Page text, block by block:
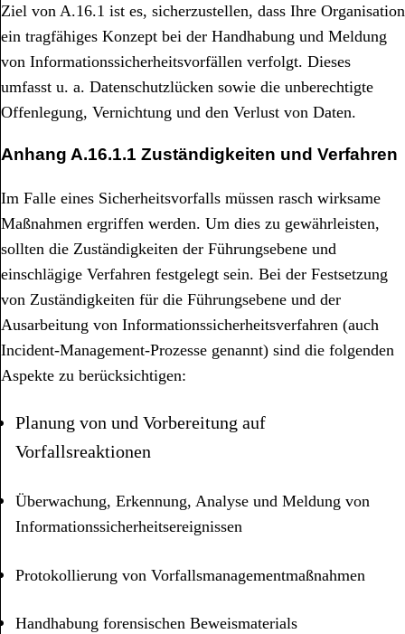
Ziel von A.16.1 ist es, sicherzustellen, dass Ihre Organisation
ein tragfähiges Konzept bei der Handhabung und Meldung
von Informationssicherheitsvorfällen verfolgt. Dieses
umfasst u. a. Datenschutzlücken sowie die unberechtigte
Offenlegung, Vernichtung und den Verlust von Daten.
Anhang A.16.1.1 Zuständigkeiten und Verfahren
Im Falle eines Sicherheitsvorfalls müssen rasch wirksame
Maßnahmen ergriffen werden. Um dies zu gewährleisten,
sollten die Zuständigkeiten der Führungsebene und
einschlägige Verfahren festgelegt sein. Bei der Festsetzung
von Zuständigkeiten für die Führungsebene und der
Ausarbeitung von Informationssicherheitsverfahren (auch
Incident-Management-Prozesse genannt) sind die folgenden
Aspekte zu berücksichtigen:
Planung von und Vorbereitung auf
Vorfallsreaktionen
Überwachung, Erkennung, Analyse und Meldung von
Informationssicherheitsereignissen
Protokollierung von Vorfallsmanagementmaßnahmen
Handhabung forensischen Beweismaterials